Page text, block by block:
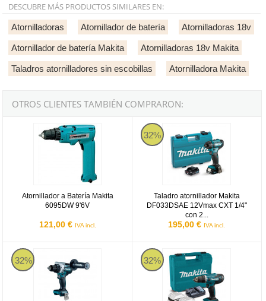
DESCUBRE MÁS PRODUCTOS SIMILARES EN:
Atornilladoras Atornillador de batería Atornilladoras 18v
Atornillador de batería Makita Atornilladoras 18v Makita
Taladros atornilladores sin escobillas Atornilladora Makita
OTROS CLIENTES TAMBIÉN COMPRARON:
Atornillador a Batería Makita
6095DW 9'6V
121,00 € IVA incl.
Atornillador a Batería Makita 6095DW 9'6V
32%
Taladro atornillador Makita
DF033DSAE 12Vmax CXT 1/4"
con 2...
195,00 € IVA incl.
Taladro atornillador Makita
32%
Makita DDF486Z - Taladro atornillador BL 18V LXT 130Nm
32%
Makita DF488D004 con 2